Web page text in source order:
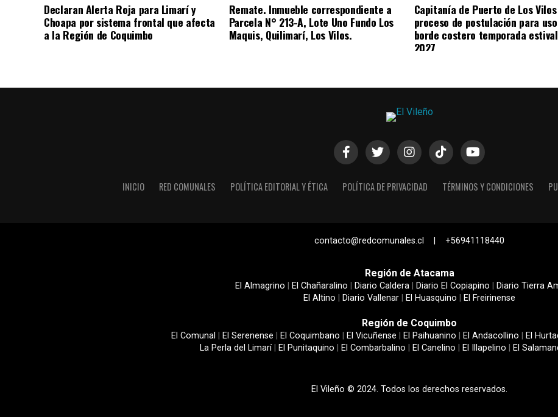
Declaran Alerta Roja para Limarí y
Choapa por sistema frontal que afecta
a la Región de Coquimbo
Remate. Inmueble correspondiente a
Parcela N° 213-A, Lote Uno Fundo Los
Maquis, Quilimarí, Los Vilos.
Capitanía de Puerto de Los
proceso de postulación para
borde costero temporada
2027
INICIO RED COMUNALES POLÍTICA EDITORIAL Y ÉTICA POLÍTICA DE PRIVACIDAD TÉRMINOS Y CONDICIONES
contacto@redcomunales.cl | +56941118440
Región de Atacama
El Almagrino El Chañaralino Diario Caldera Diario El Copiapino Diario Tierra
El Altino
Diario Vallenar El Huasquino El Freirinense
Región de Coquimbo
El Comunal El Serenense El Coquimbano El Vicuñense El Paihuanino El Andacollino El
La Perla del Limarí| El Punitaquino El Combarbalino El Canelino El Illapelino El
El Vileño © 2024. Todos los derechos reservados.